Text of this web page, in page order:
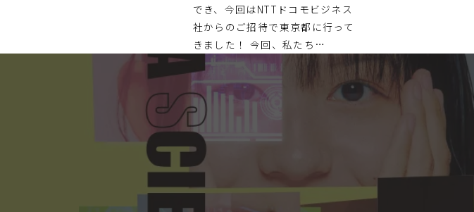
でき、今回はNTTドコモビジネス
社からのご招待で東京都に行って
きました！ 今回、私たち…